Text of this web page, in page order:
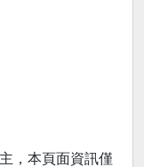
，本頁面資訊僅